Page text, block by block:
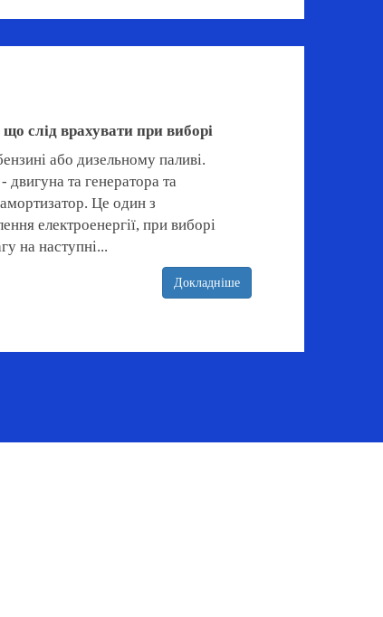
слід врахувати при виборі
або дизельному паливі.
двигуна та генератора та
Це один з
електроенергії, при виборі
на наступні...
Докладніше